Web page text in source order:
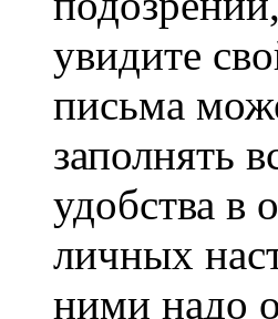
увидите
письма
заполнять
удобства в
личных
ними надо